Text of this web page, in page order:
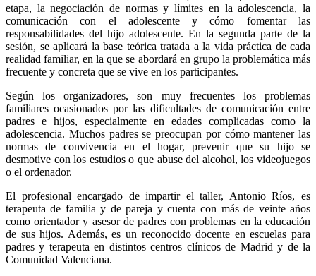
etapa, la negociación de normas y límites en la adolescencia, la
comunicación con el adolescente y cómo fomentar las
responsabilidades del hijo adolescente. En la segunda parte de la
sesión, se aplicará la base teórica tratada a la vida práctica de cada
realidad familiar, en la que se abordará en grupo la problemática más
frecuente y concreta que se vive en los participantes.
Según los organizadores, son muy frecuentes los problemas
familiares ocasionados por las dificultades de comunicación entre
padres e hijos, especialmente en edades complicadas como la
adolescencia. Muchos padres se preocupan por cómo mantener las
normas de convivencia en el hogar, prevenir que su hijo se
desmotive con los estudios o que abuse del alcohol, los videojuegos
o el ordenador.
El profesional encargado de impartir el taller, Antonio Ríos, es
terapeuta de familia y de pareja y cuenta con más de veinte años
como orientador y asesor de padres con problemas en la educación
de sus hijos. Además, es un reconocido docente en escuelas para
padres y terapeuta en distintos centros clínicos de Madrid y de la
Comunidad Valenciana.